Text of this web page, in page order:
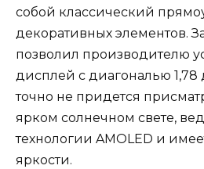
собой классический
декоративных элементов.
позволил производителю
дисплей с диагональю
точно не придется
ярком солнечном свете,
технологии AMOLED и
яркости.